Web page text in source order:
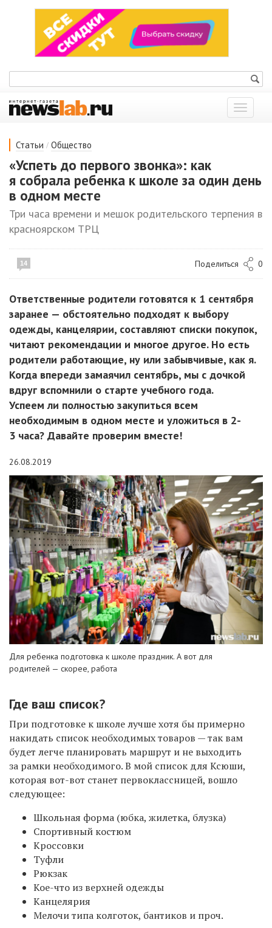
Показать
меню
Статьи / Общество
«Успеть до первого звонка»: как
я собрала ребенка к школе за один день
в одном месте
Три часа времени и мешок родительского терпения в
красноярском ТРЦ
14 Поделиться 0
Ответственные родители готовятся к 1 сентября
заранее — обстоятельно подходят к выбору
одежды, канцелярии, составляют списки покупок,
читают рекомендации и многое другое. Но есть
родители работающие, ну или забывчивые, как я.
Когда впереди замаячил сентябрь, мы с дочкой
вдруг вспомнили о старте учебного года.
Успеем ли полностью закупиться всем
необходимым в одном месте и уложиться в 2-
3 часа? Давайте проверим вместе!
26.08.2019
Для ребенка подготовка к школе праздник. А вот для
родителей — скорее, работа
Где ваш список?
При подготовке к школе лучше хотя бы примерно
накидать список необходимых товаров — так вам
будет легче планировать маршрут и не выходить
за рамки необходимого. В мой список для Ксюши,
которая вот-вот станет первоклассницей, вошло
следующее:
Школьная форма (юбка, жилетка, блузка)
Спортивный костюм
Кроссовки
Туфли
Рюкзак
Кое-что из верхней одежды
Канцелярия
Мелочи типа колготок, бантиков и проч.